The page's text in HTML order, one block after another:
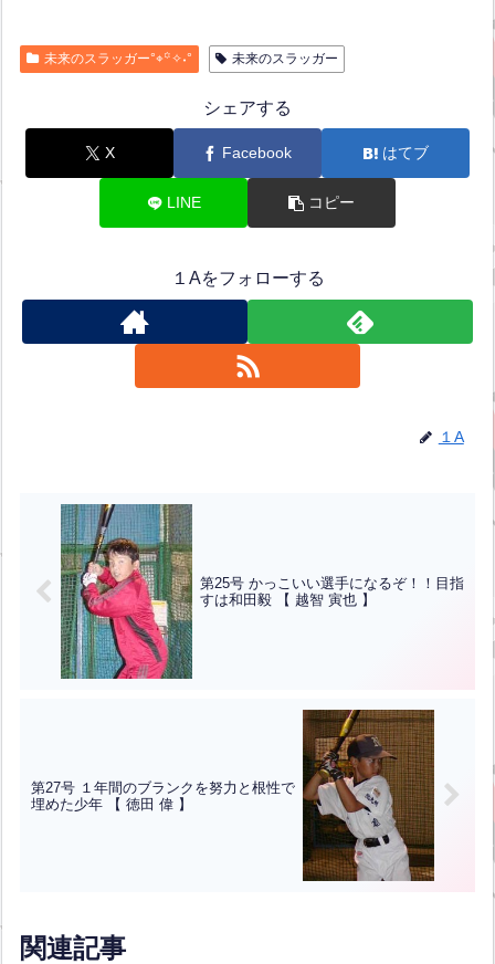
未来のスラッガー°⌖꙳✧˖° 未来のスラッガー
シェアする
X Facebook はてブ
LINE コピー
１Aをフォローする
１A
第25号 かっこいい選手になるぞ！！目指
すは和田毅 【 越智 寅也 】
第27号 １年間のブランクを努力と根性で
埋めた少年 【 徳田 偉 】
関連記事